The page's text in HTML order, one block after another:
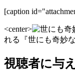
[caption
<center>
れる『世にも奇妙
視聴者に与